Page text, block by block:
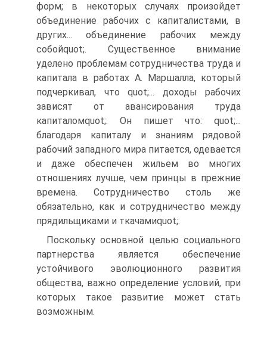
форм; в некоторых случаях произойдет
объединение рабочих с капиталистами, в
других... объединение рабочих между
собойquot;. Существенное внимание
уделено проблемам сотрудничества труда и
капитала в работах А. Маршалла, который
подчеркивал, что quot;... доходы рабочих
зависят от авансирования труда
капиталомquot;. Он пишет что: quot;...
благодаря капиталу и знаниям рядовой
рабочий западного мира питается, одевается
и даже обеспечен жильем во многих
отношениях лучше, чем принцы в прежние
времена. Сотрудничество столь же
обязательно, как и сотрудничество между
прядильщиками и ткачамиquot;.
Поскольку основной целью социального
партнерства является обеспечение
устойчивого эволюционного развития
общества, важно определение условий, при
которых такое развитие может стать
возможным.